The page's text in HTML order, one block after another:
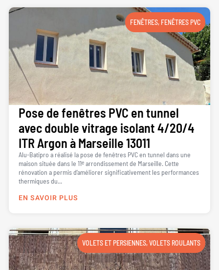
FENÊTRES, FENÊTRES PVC
Pose de fenêtres PVC en tunnel
avec double vitrage isolant 4/20/4
ITR Argon à Marseille 13011
Alu-Batipro a réalisé la pose de fenêtres PVC en tunnel dans une
maison située dans le 11ᵉ arrondissement de Marseille. Cette
rénovation a permis d’améliorer significativement les performances
thermiques du...
EN SAVOIR PLUS
VOLETS ET PERSIENNES,VOLETS ROULANTS